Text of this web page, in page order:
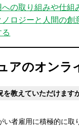
の取り組みや仕組
ノロジーと人間の創
アのオンラ
教えていただけます
い者雇用に積極的に取